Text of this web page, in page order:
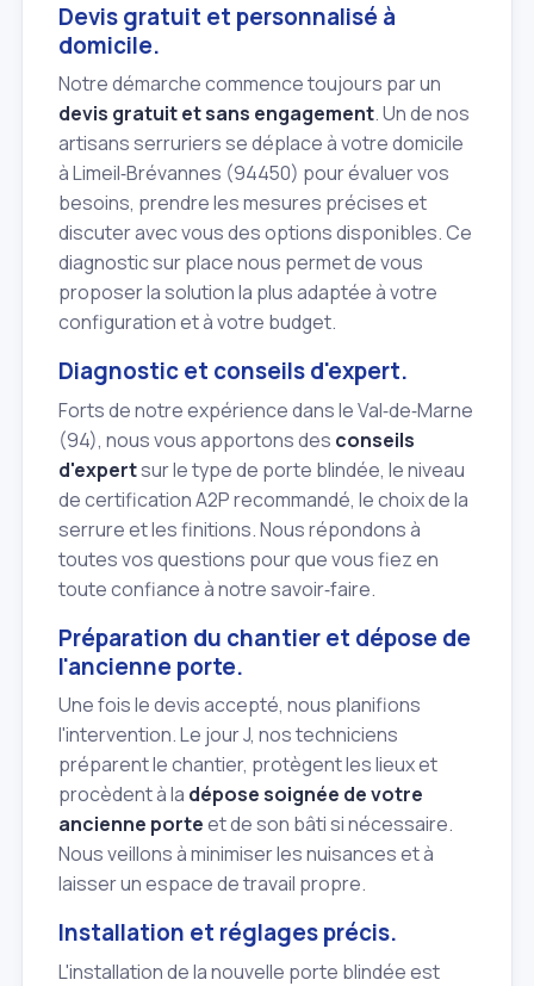
Devis gratuit et personnalisé à
domicile.
Notre démarche commence toujours par un
devis gratuit et sans engagement. Un de nos
artisans serruriers se déplace à votre domicile
à Limeil‑Brévannes (94450) pour évaluer vos
besoins, prendre les mesures précises et
discuter avec vous des options disponibles. Ce
diagnostic sur place nous permet de vous
proposer la solution la plus adaptée à votre
configuration et à votre budget.
Diagnostic et conseils d'expert.
Forts de notre expérience dans le Val‑de‑Marne
(94), nous vous apportons des conseils
d'expertsur le type de porte blindée, le niveau
de certification A2P recommandé, le choix de la
serrure et les finitions. Nous répondons à
toutes vos questions pour que vous fiez en
toute confiance à notre savoir‑faire.
Préparation du chantier et dépose de
l'ancienne porte.
Une fois le devis accepté, nous planifions
l'intervention. Le jour J, nos techniciens
préparent le chantier, protègent les lieux et
procèdent à la dépose soignée de votre
ancienne porteet de son bâti si nécessaire.
Nous veillons à minimiser les nuisances et à
laisser un espace de travail propre.
Installation et réglages précis.
L'installation de la nouvelle porte blindée est